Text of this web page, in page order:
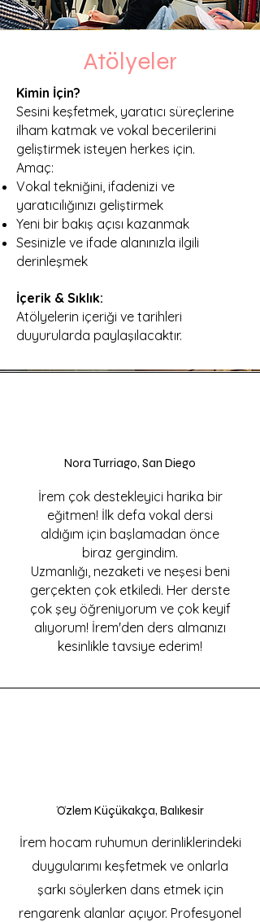
Atölyeler
Kimin İçin?
Sesini keşfetmek, yaratıcı süreçlerine
ilham katmak ve vokal becerilerini
geliştirmek isteyen herkes için.
Amaç:
Vokal tekniğini, ifadenizi ve
yaratıcılığınızı geliştirmek
Yeni bir bakış açısı kazanmak
Sesinizle ve ifade alanınızla ilgili
derinleşmek
İçerik & Sıklık:
Atölyelerin içeriği ve tarihleri
duyurularda paylaşılacaktır.
Nora Turriago, San Diego
İrem çok destekleyici harika bir
eğitmen! İlk defa vokal dersi
aldığım için başlamadan önce
biraz gergindim.
Uzmanlığı, nezaketi ve neşesi beni
gerçekten çok etkiledi. Her derste
çok şey öğreniyorum ve çok keyif
alıyorum! İrem'den ders almanızı
kesinlikle tavsiye ederim!
Özlem Küçükakça, Balıkesir
İrem hocam ruhumun derinliklerindeki
duygularımı keşfetmek ve onlarla
şarkı söylerken dans etmek için
rengarenk alanlar açıyor. Profesyonel